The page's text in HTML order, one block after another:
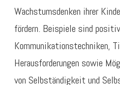
Wachstumsdenken ihrer
fördern. Beispiele sind
Kommunikationstechniken,
Herausforderungen sowie
von Selbständigkeit und